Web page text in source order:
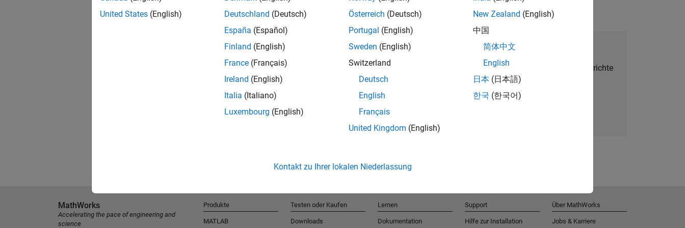
Talent Network beitreten
Erhalten Sie personalisierte Stellenangebote, Berichte
und Unternehmensneuigkeiten.
United States (English)
Deutschland (Deutsch)
España (Español)
Finland (English)
France (Français)
Ireland (English)
Italia (Italiano)
Luxembourg (English)
Österreich (Deutsch)
Portugal (English)
Sweden (English)
Switzerland
Deutsch
English
Français
United Kingdom (English)
New Zealand (English)
中国
简体中文
English
日本 (日本語)
한국 (한국어)
Kontakt zu Ihrer lokalen Niederlassung
MathWorks
Accelerating the pace of engineering and
science
Produkte
MATLAB
Testen oder Kaufen
Downloads
Lernen
Dokumentation
Support
Hilfe zur Installation
Über MathWorks
Jobs & Karriere